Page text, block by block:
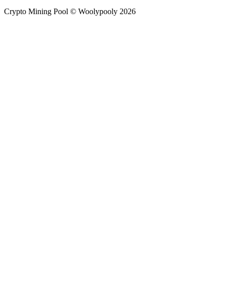
Crypto Mining Pool © Woolypooly 2026